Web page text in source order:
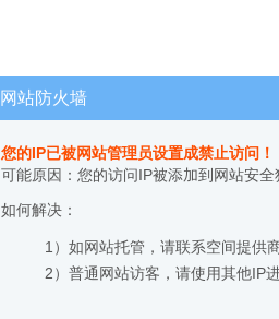
网站防火墙
您的IP已被网站管理员设置成禁止访问！
可能原因：您的访问IP被添加到网站安全
如何解决：
1）如网站托管，请联系空间提供商
2）普通网站访客，请使用其他IP